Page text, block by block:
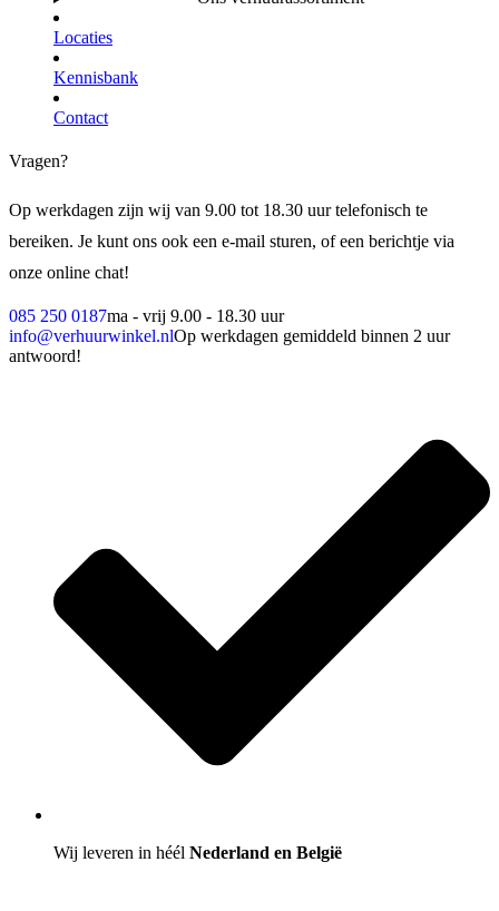
Locaties
Kennisbank
Contact
Vragen?
Op werkdagen zijn wij van 9.00 tot 18.30 uur telefonisch te
bereiken. Je kunt ons ook een e-mail sturen, of een berichtje via
onze online chat!
085 250 0187ma - vrij 9.00 - 18.30 uur
info@verhuurwinkel.nlOp werkdagen gemiddeld binnen 2 uur
antwoord!
Wij leveren in héél Nederland en België